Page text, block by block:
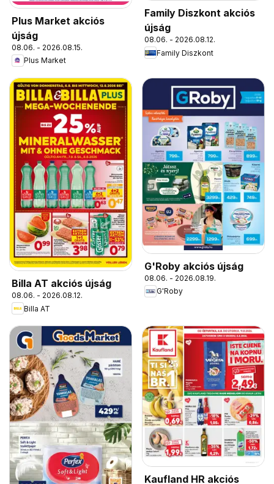
Plus Market akciós
újság
08.06. - 2026.08.15.
Plus Market
Family Diszkont akciós
újság
08.06. - 2026.08.12.
Family Diszkont
Billa AT akciós újság
08.06. - 2026.08.12.
Billa AT
G'Roby akciós újság
08.06. - 2026.08.19.
G'Roby
Kaufland HR akciós